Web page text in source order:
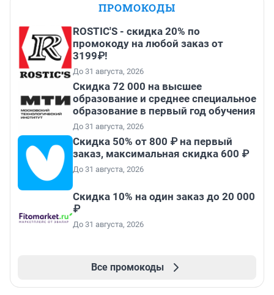
ПРОМОКОДЫ
ROSTIC'S - скидка 20% по
промокоду на любой заказ от
3199₽!
До 31 августа, 2026
Скидка 72 000 на высшее
образование и среднее специальное
образование в первый год обучения
До 31 августа, 2026
Скидка 50% от 800 ₽ на первый
заказ, максимальная скидка 600 ₽
До 31 августа, 2026
Скидка 10% на один заказ до 20 000
₽
До 31 августа, 2026
Все промокоды